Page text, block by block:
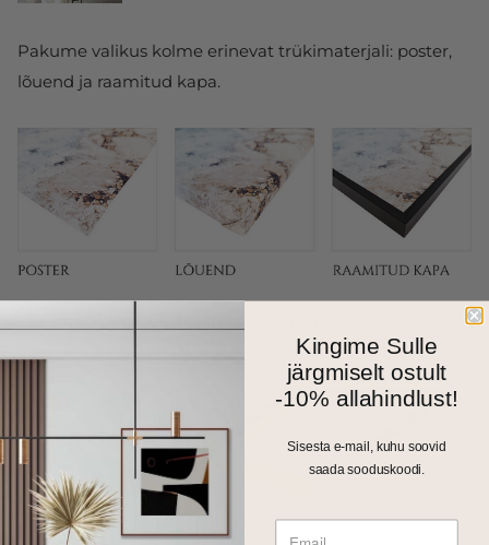
Pakume valikus kolme erinevat trükimaterjali: poster,
lõuend ja raamitud kapa.
Fotokapal on kitsas 1cm harjatud alumiiniumraam.
Valikus on matt must, kuldne ja hõbedane toon.
Kingime Sulle
järgmiselt ostult
-10% allahindlust!
Sisesta e-mail, kuhu soovid
saada sooduskoodi.